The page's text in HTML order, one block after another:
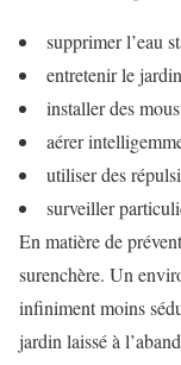
supprimer l’eau
entretenir le
installer des
aérer
utiliser des
surveiller
En matière de
surenchère. Un
infiniment moins
jardin laissé à